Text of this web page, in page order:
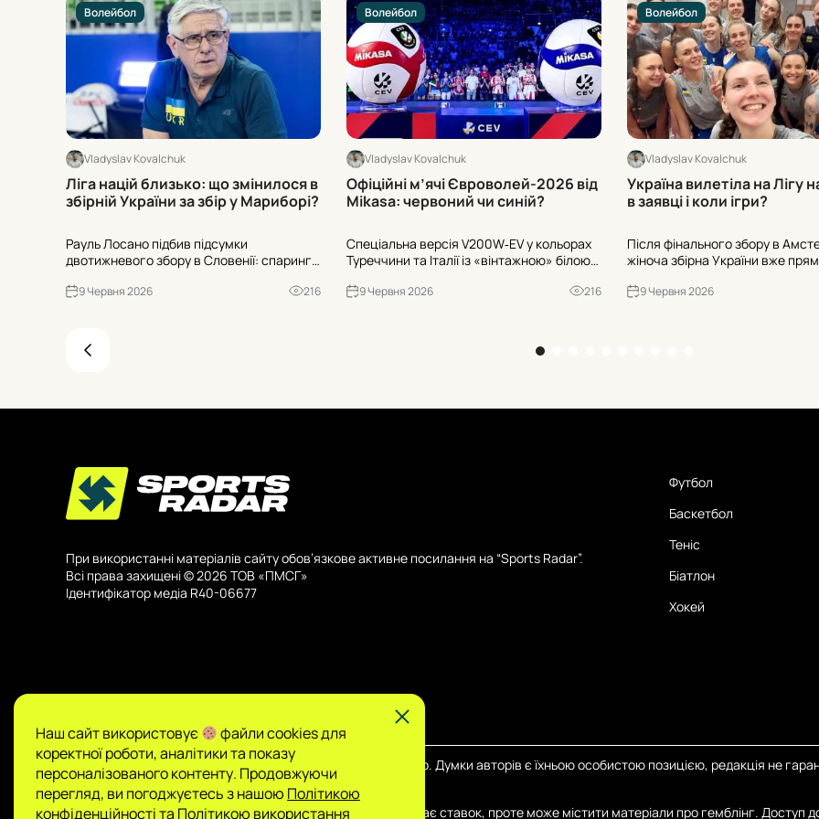
Волейбол
Vladyslav Kovalchuk
Ліга націй близько: що змінилося в
збірній України за збір у Мариборі?
Рауль Лосано підбив підсумки
двотижневого збору в Словенії: спаринг
ставка на тренування як критерій ротації.
9 Червня 2026 216
Волейбол
Vladyslav Kovalchuk
Офіційні м’ячі Євроволей-2026 від
Mikasa: червоний чи синій?
Спеціальна версія V200W‑EV у кольорах
Туреччини та Італії із «вінтажною» білою
Коли стартують жіночі та чоловічі турніри
9 Червня 2026 216
Волейбол
Vladyslav Kovalchuk
Україна вилетіла на Лігу
в заявці і коли ігри?
Після фінального збору в
жіноча збірна України вже
поєдинки Ліги націй. Хто в
9 Червня 2026
При використанні матеріалів сайту обов’язкове активне посилання на “Sports Radar”.
Всі права захищені © 2026 ТОВ «ПМСГ»
Ідентифікатор медіа R40-06677
Футбол
Баскетбол
Теніс
Біатлон
Хокей
Публікації на Sports Radar мають інформаційний характер. Думки авторів є їхньою особистою позицією, редакція не
за зміст.
Сайт не є організатором азартних ігор і не приймає ставок, проте може містити матеріали про гемблінг. Доступ
Наш сайт використовує
файли cookies для
коректної роботи, аналітики та показу
персоналізованого контенту. Продовжуючи
перегляд, ви погоджуєтесь з нашою Політикою
конфіденційностіта Політикою використання